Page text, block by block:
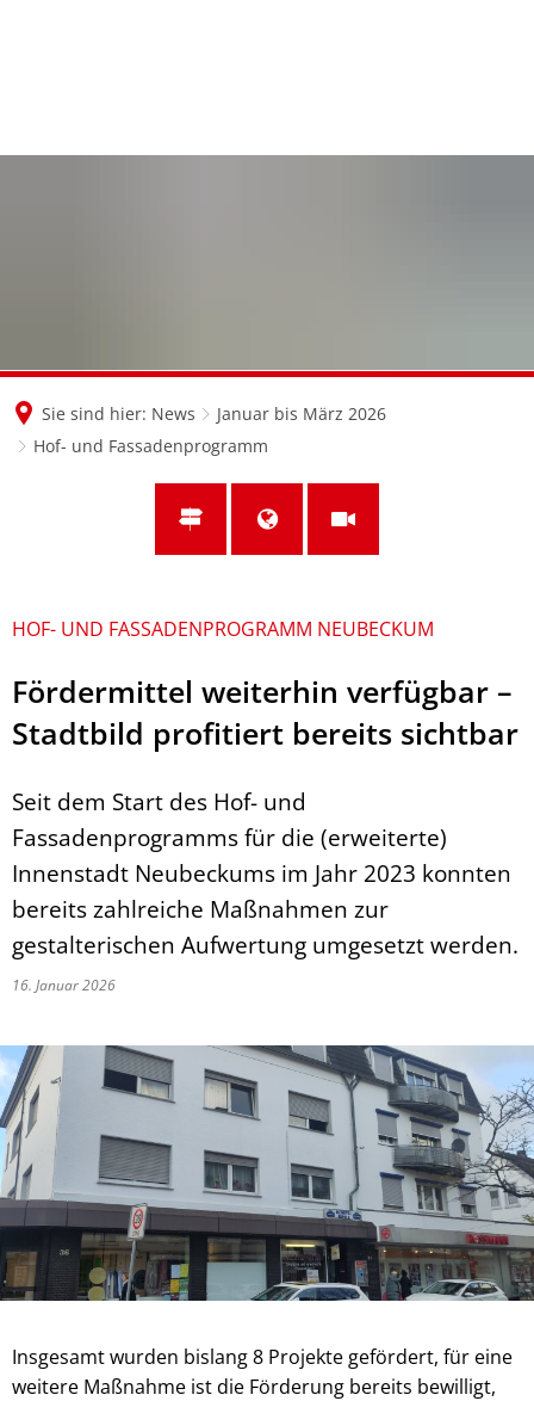
de
Sie sind hier: News
Januar bis März 2026
Hof- und Fassadenprogramm
HOF- UND FASSADENPROGRAMM NEUBECKUM
Fördermittel weiterhin verfügbar –
Stadtbild profitiert bereits sichtbar
Seit dem Start des Hof- und
Fassadenprogramms für die (erweiterte)
Innenstadt Neubeckums im Jahr 2023 konnten
bereits zahlreiche Maßnahmen zur
gestalterischen Aufwertung umgesetzt werden.
16. Januar 2026
Insgesamt wurden bislang 8 Projekte gefördert, für eine
weitere Maßnahme ist die Förderung bereits bewilligt,